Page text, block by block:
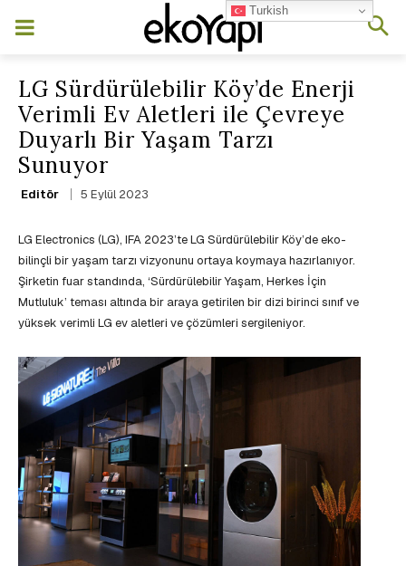
LG Sürdürülebilir Köy’de Enerji
Verimli Ev Aletleri ile Çevreye
Duyarlı Bir Yaşam Tarzı
Sunuyor
Editör 5 Eylül 2023
LG Electronics (LG), IFA 2023’te LG Sürdürülebilir Köy’de eko-
bilinçli bir yaşam tarzı vizyonunu ortaya koymaya hazırlanıyor.
Şirketin fuar standında, ‘Sürdürülebilir Yaşam, Herkes İçin
Mutluluk’ teması altında bir araya getirilen bir dizi birinci sınıf ve
yüksek verimli LG ev aletleri ve çözümleri sergileniyor.
Turkish